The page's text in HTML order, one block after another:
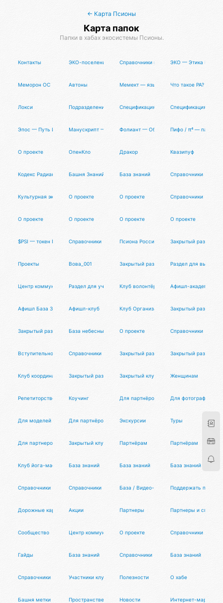
← Карта Псионы
Карта папок
Папки в хабах экосистемы Псионы.
Контакты ЭКО-поселения Справочники и рейтингиЭКО — Этика
Меморон ОС Автоны Мемект — язык разметки данных
Что такое РА?
Локси Подразделения Спецификация Спецификация
Эпос — Путь ИсследователяМанускрипт — Опенсорсная Философия
Фолиант — Общая Книга Знаний
Пифо / π⁴ —
О проекте ОпенКло Дракор Квазипуф
Кодекс Радианта Башня Знаний База знаний Справочники
Культурная экспансияО проекте О проекте Справочники
О проекте О проекте О проекте О проекте
$PSI — токен ПсионыСправочники Псиона Россия Закрытый раздел
Проекты Вова_001 Закрытый раздел Раздел для
Центр коммуникацийРаздел для участниковКлуб волонтёров Афишл-академия
Афишл База Знаний Афишл-клуб Клуб ОрганизаторовЗакрытый раздел
Закрытый раздел База небесных тел О проекте Справочники
Вступительное словоСправочники Закрытый раздел Закрытый раздел
Клуб координаторовЗакрытый раздел Закрытый клуб Женщинам
Репетиторство Коучинг Для партнёров Для фотографов
Для моделей Для партнёров Экскурсии Туры
Для партнеров Закрытый клуб МД Партнёрам Партнёрам
Клуб йога-мастеровБаза знаний База знаний База знаний
Справочники Справочники База / Видео-архив Поддержать проект
Дорожные карты Акции Партнеры Партнеры и
Сообщество Центр коммуникацийО проекте Справочники
Гайды База знаний Справочники База знаний
Справочники Участники клуба Полезности О хабе
Башня метки Пространственный храмНовости Интернет-маркетинг